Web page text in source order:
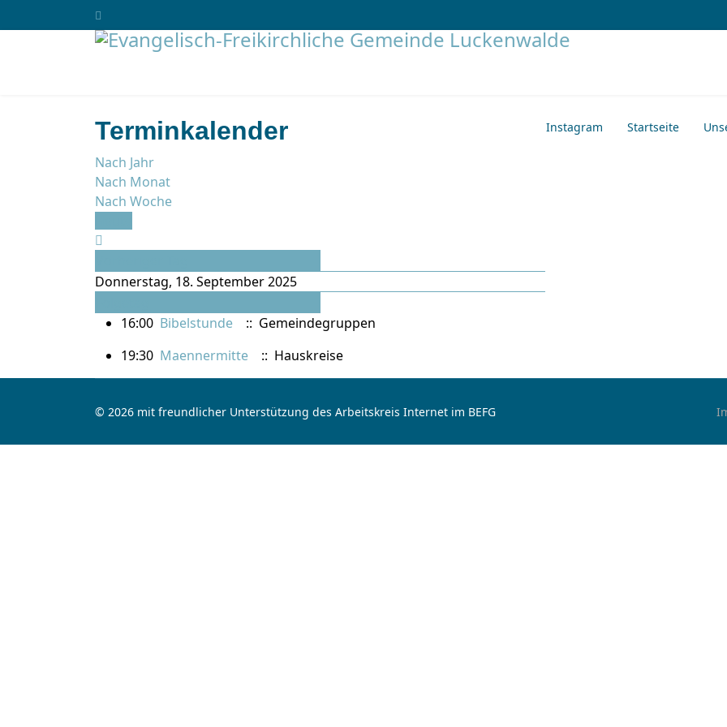
Instagram Startseite
Terminkalender
Nach Jahr
Nach Monat
Nach Woche
Donnerstag, 18. September 2025
16:00 Bibelstunde
:: Gemeindegruppen
19:30 Maennermitte :: Hauskreise
© 2026 mit freundlicher Unterstützung des Arbeitskreis Internet im BEFG